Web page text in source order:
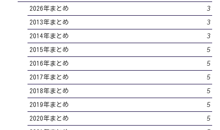
2026年まとめ 3
2013年まとめ 3
2014年まとめ 3
2015年まとめ 5
2016年まとめ 5
2017年まとめ 5
2018年まとめ 5
2019年まとめ 5
2020年まとめ 5